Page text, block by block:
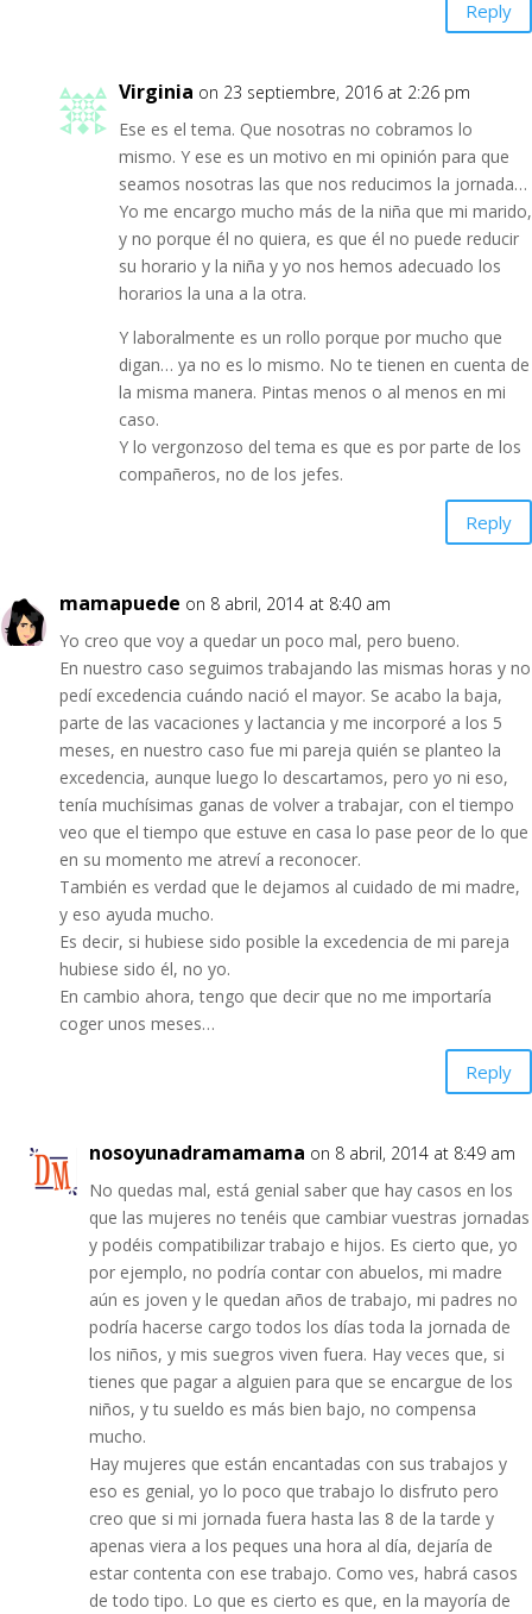
Reply
Virginia on 23 septiembre, 2016 at 2:26 pm
Ese es el tema. Que nosotras no cobramos lo
mismo. Y ese es un motivo en mi opinión para que
seamos nosotras las que nos reducimos la jornada…
Yo me encargo mucho más de la niña que mi marido,
y no porque él no quiera, es que él no puede reducir
su horario y la niña y yo nos hemos adecuado los
horarios la una a la otra.
Y laboralmente es un rollo porque por mucho que
digan… ya no es lo mismo. No te tienen en cuenta de
la misma manera. Pintas menos o al menos en mi
caso.
Y lo vergonzoso del tema es que es por parte de los
compañeros, no de los jefes.
Reply
mamapuede on 8 abril, 2014 at 8:40 am
Yo creo que voy a quedar un poco mal, pero bueno.
En nuestro caso seguimos trabajando las mismas horas y no
pedí excedencia cuándo nació el mayor. Se acabo la baja,
parte de las vacaciones y lactancia y me incorporé a los 5
meses, en nuestro caso fue mi pareja quién se planteo la
excedencia, aunque luego lo descartamos, pero yo ni eso,
tenía muchísimas ganas de volver a trabajar, con el tiempo
veo que el tiempo que estuve en casa lo pase peor de lo que
en su momento me atreví a reconocer.
También es verdad que le dejamos al cuidado de mi madre,
y eso ayuda mucho.
Es decir, si hubiese sido posible la excedencia de mi pareja
hubiese sido él, no yo.
En cambio ahora, tengo que decir que no me importaría
coger unos meses…
Reply
nosoyunadramamama on 8 abril, 2014 at 8:49 am
No quedas mal, está genial saber que hay casos en los
que las mujeres no tenéis que cambiar vuestras jornadas
y podéis compatibilizar trabajo e hijos. Es cierto que, yo
por ejemplo, no podría contar con abuelos, mi madre
aún es joven y le quedan años de trabajo, mi padres no
podría hacerse cargo todos los días toda la jornada de
los niños, y mis suegros viven fuera. Hay veces que, si
tienes que pagar a alguien para que se encargue de los
niños, y tu sueldo es más bien bajo, no compensa
mucho.
Hay mujeres que están encantadas con sus trabajos y
eso es genial, yo lo poco que trabajo lo disfruto pero
creo que si mi jornada fuera hasta las 8 de la tarde y
apenas viera a los peques una hora al día, dejaría de
estar contenta con ese trabajo. Como ves, habrá casos
de todo tipo. Lo que es cierto es que, en la mayoría de